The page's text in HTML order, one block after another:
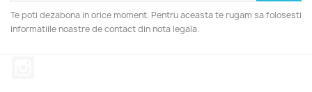
Te poti dezabona in orice moment. Pentru aceasta te rugam sa folosesti
informatiile noastre de contact din nota legala.